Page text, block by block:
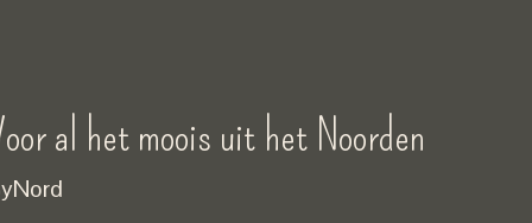
al het moois uit het Noorden